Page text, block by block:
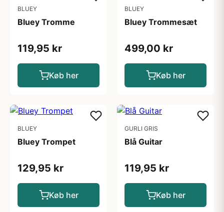
BLUEY
Bluey Tromme
119,95 kr
Køb her
BLUEY
Bluey Trommesæt
499,00 kr
Køb her
BLUEY
Bluey Trompet
129,95 kr
Køb her
GURLI GRIS
Blå Guitar
119,95 kr
Køb her